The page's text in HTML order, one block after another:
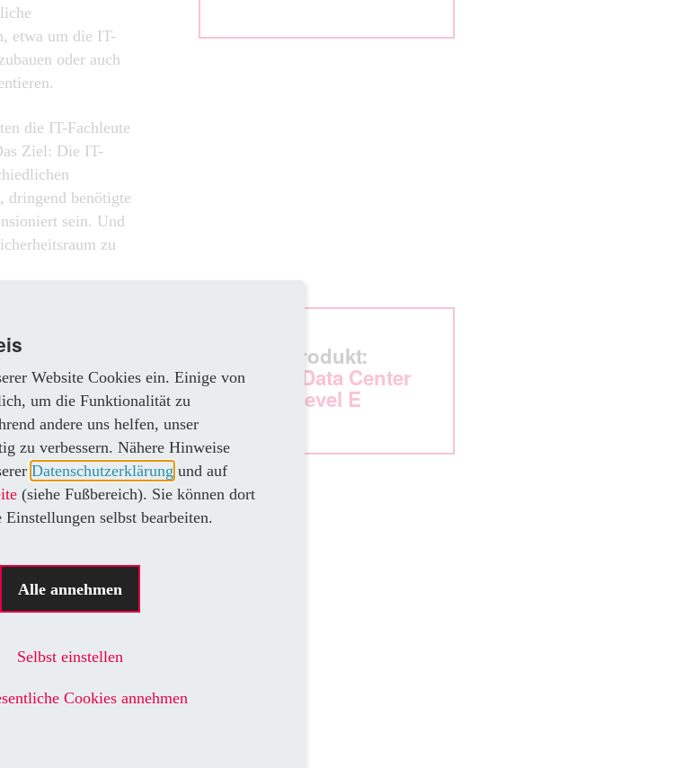
etwa um die IT-
oder auch
die IT-Fachleute
Ziel: Die IT-
dringend benötigte
sein. Und
zu
Produkt:
Micro Data Center
Level E
zwei Micro Data
angereihten
– mit genug
abzubilden
Die Zeit
heute
Brandschutz
gegeben ist: Die
wie Staub,
keine weiteren
stellte man die
in der
war Wunsch
Zutrittskontrolle
Website Cookies ein. Einige von
um die Funktionalität zu
andere uns helfen, unser
zu verbessern. Nähere Hinweise
Datenschutzerklärung und auf
(siehe Fußbereich). Sie können dort
selbst bearbeiten.
Alle annehmen
Selbst einstellen
Cookies annehmen